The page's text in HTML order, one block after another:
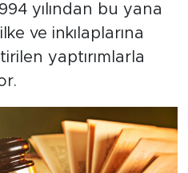
yılından bu yana
ve inkılaplarına
yaptırımlarla